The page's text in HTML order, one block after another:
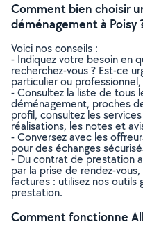
Comment bien choisir
déménagement à Poisy
Voici nos conseils :
- Indiquez votre besoin en
recherchez-vous ? Est-ce
particulier ou
- Consultez la liste de tous
déménagement, proches
profil, consultez les
réalisations, les notes et
- Conversez avec les
pour des échanges
- Du contrat de prestation
par la prise de rendez-
factures : utilisez nos
prestation.
Comment fonctionne